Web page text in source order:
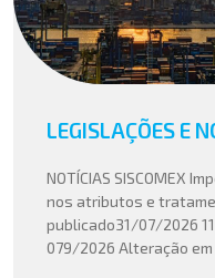
LEGISLAÇÕES E
NOTÍCIAS SISCOMEX
nos atributos e
publicado31/07/2026
079/2026 Alteração em